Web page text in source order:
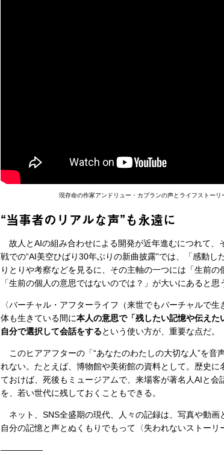
現存命の作家アンドリュー・カプランの声とライフストー
“当事者のリアルな声”も永遠に
故人とAIの組み合わせによる開発が近年進むにつれて、
戦での“AI美空ひばり30年ぶりの新曲披露”では、「感動
りとりや考察などを見るに、その主軸の一つには「生前
「生前の個人の意思ではないのでは？」が大いにあると思
〈バーチャル・アフターライフ（来世でもバーチャルで
体も生きている間に本人の意思で「残したい記憶や伝え
自分で選択して会話をするという使い方が、重要な点だ。
このヒアアフターの「“あなたのわたしの大切な人”を音
れない。たとえば、博物館や美術館の資料として。歴史
ておけば、死後もミュージアムで、来場客が著名人AIと
を、若い世代に残しておくこともできる。
ネット、SNS全盛期の現代、人々の記録は、写真や動画
自分の記憶と声とぬくもりでもって〈失われないストー
—————